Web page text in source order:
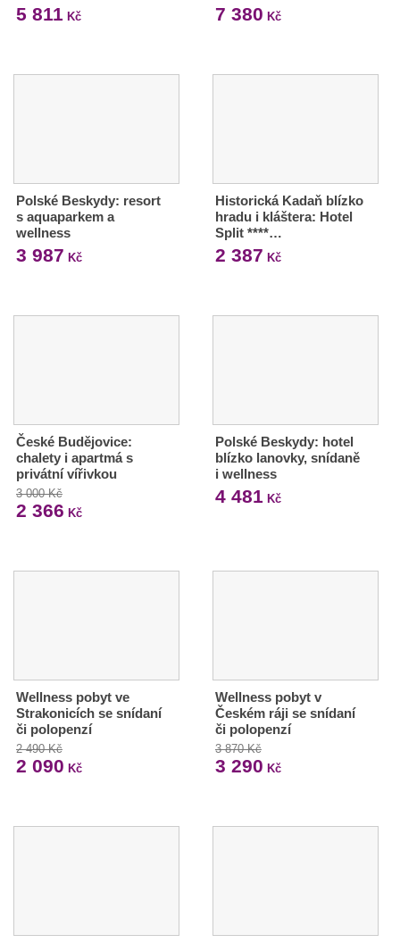
5 811 Kč 7 380 Kč
Polské Beskydy: resort
s aquaparkem a
wellness
3 987 Kč
Historická Kadaň blízko
hradu i kláštera: Hotel
Split ****…
2 387 Kč
České Budějovice:
chalety i apartmá s
privátní vířivkou
3 000 Kč
2 366 Kč
Polské Beskydy: hotel
blízko lanovky, snídaně
i wellness
4 481 Kč
Wellness pobyt ve
Strakonicích se snídaní
či polopenzí
2 490 Kč
2 090 Kč
Wellness pobyt v
Českém ráji se snídaní
či polopenzí
3 870 Kč
3 290 Kč